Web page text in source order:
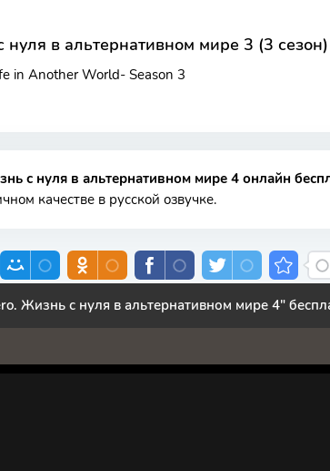
нуля в альтернативном мире 3 (3 сезон)
in Another World- Season 3
с нуля в альтернативном мире 4 онлайн
качестве в русской озвучке.
Жизнь с нуля в альтернативном мире 4"